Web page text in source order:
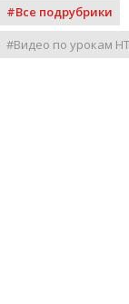
#Все подрубрики
#Видео по урокам